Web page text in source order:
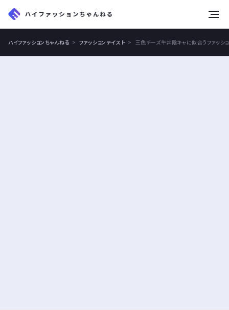
ハイファッションちゃんねる ファッションテイスト 三色チーズ牛丼陰キャに似合うファッシ